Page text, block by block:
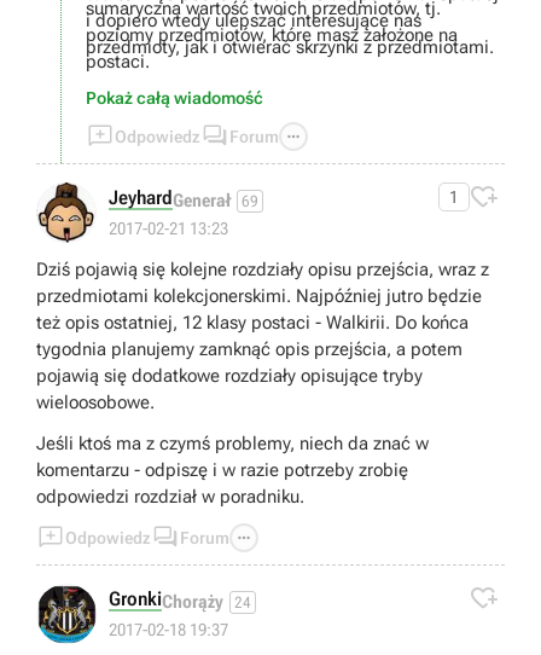
i dopiero wtedy ulepszać interesujące nas
przedmioty, jak i otwierać skrzynki z przedmiotami.
sumaryczna wartość twoich przedmiotów, tj.
poziomy przedmiotów, które masz założone na
postaci.
Pokaż całą wiadomość
Odpowiedz  Forum 
JeyhardGenerał 69
2017-02-21 13:23
1 
Dziś pojawią się kolejne rozdziały opisu przejścia, wraz z
przedmiotami kolekcjonerskimi. Najpóźniej jutro będzie
też opis ostatniej, 12 klasy postaci - Walkirii. Do końca
tygodnia planujemy zamknąć opis przejścia, a potem
pojawią się dodatkowe rozdziały opisujące tryby
wieloosobowe.
Jeśli ktoś ma z czymś problemy, niech da znać w
komentarzu - odpiszę i w razie potrzeby zrobię
odpowiedzi rozdział w poradniku.
Odpowiedz  Forum 
GronkiChorąży 24
2017-02-18 19:37
